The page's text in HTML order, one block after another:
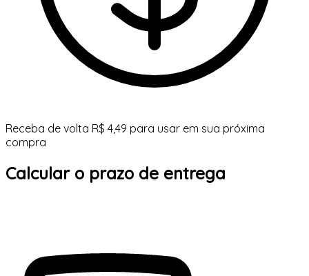
Receba de volta R$ 4,49 para usar em sua próxima
compra
Calcular o prazo de entrega